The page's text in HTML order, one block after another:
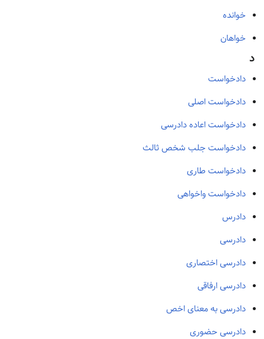
خوانده
خواهان
د
دادخواست
دادخواست اصلی
دادخواست اعاده دادرسی
دادخواست جلب شخص ثالث
دادخواست طاری
دادخواست واخواهی
دادرس
دادرسی
دادرسی اختصاری
دادرسی ارفاقی
دادرسی به معنای اخص
دادرسی حضوری